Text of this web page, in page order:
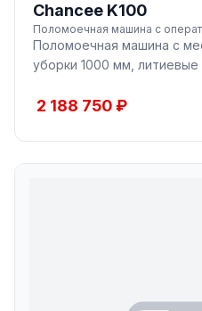
Chancee K100
Поломоечная машина с
Поломоечная машина с
уборки 1000 мм,
2 188 750 ₽